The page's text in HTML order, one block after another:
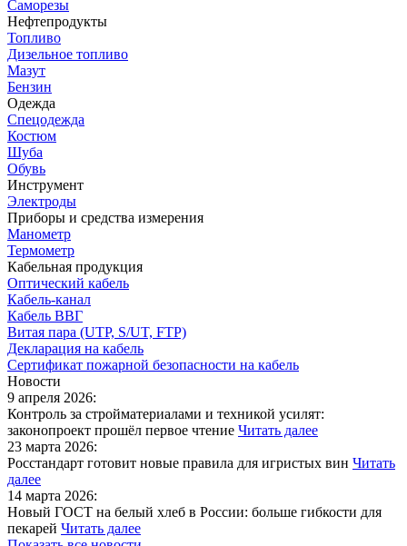
Саморезы
Нефтепродукты
Топливо
Дизельное топливо
Мазут
Бензин
Одежда
Спецодежда
Костюм
Шуба
Обувь
Инструмент
Электроды
Приборы и средства измерения
Манометр
Термометр
Кабельная продукция
Оптический кабель
Кабель-канал
Кабель ВВГ
Витая пара (UTP, S/UT, FTP)
Декларация на кабель
Сертификат пожарной безопасности на кабель
Новости
9 апреля 2026:
Контроль за стройматериалами и техникой усилят:
законопроект прошёл первое чтение Читать далее
23 марта 2026:
Росстандарт готовит новые правила для игристых вин Читать
далее
14 марта 2026:
Новый ГОСТ на белый хлеб в России: больше гибкости для
пекарей Читать далее